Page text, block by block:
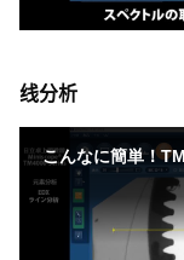
线分析